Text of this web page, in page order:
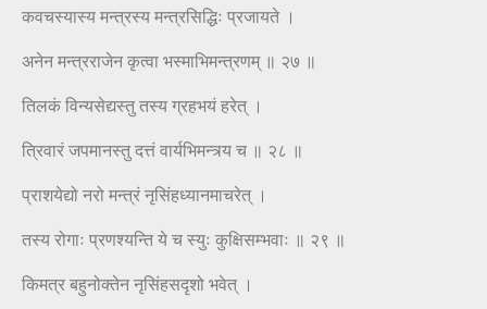
कवचस्यास्य मन्त्रस्य मन्त्रसिद्धिः प्रजायते ।
अनेन मन्त्रराजेन कृत्वा भस्माभिमन्त्रणम् ॥ २७ ॥
तिलकं विन्यसेद्यस्तु तस्य ग्रहभयं हरेत् ।
त्रिवारं जपमानस्तु दत्तं वार्यभिमन्त्र्य च ॥ २८ ॥
प्राशयेद्यो नरो मन्त्रं नृसिंहध्यानमाचरेत् ।
तस्य रोगाः प्रणश्यन्ति ये च स्युः कुक्षिसम्भवाः ॥ २९ ॥
किमत्र बहुनोक्तेन नृसिंहसदृशो भवेत् ।